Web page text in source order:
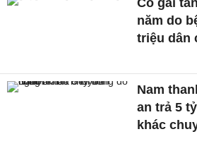
năm do
triệu dân
Nam
an trả 5
khác